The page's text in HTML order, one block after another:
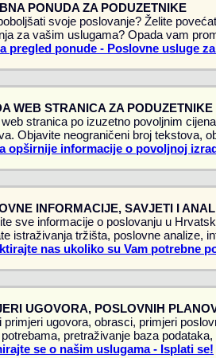
PONUDA ZA PODUZETNIKE
svoje poslovanje? Želite
za vašim uslugama? Opada vam
pregled ponude - Poslovne usluge
WEB STRANICA ZA PODUZETNIKE
stranica po izuzetno povoljnim
Objavite neograničeni broj tekstova,
opširnije informacije o povoljnoj
INFORMACIJE, SAVJETI I
sve informacije o poslovanju u
istraživanja tržišta, poslovne analize,
nas ukoliko su Vam potrebne
UGOVORA, POSLOVNIH
primjeri ugovora, obrasci, primjeri
pretraživanje baza
se o našim uslugama - Isplati se!